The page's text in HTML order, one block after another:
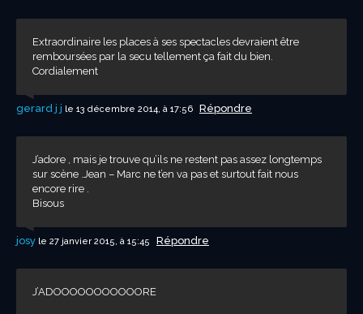
Extraordinaire les places à ses spectacles devraient être
remboursées par la secu tellement ça fait du bien.
Cordialement
gerard j j le 13 décembre 2014, à 17:56 Répondre
J’adore , mais je trouve qu’ils ne restent pas assez longtemps
sur scène .Jean – Marc ne t’en va pas et surtout fait nous
encore rire .
Bisous
josy le 27 janvier 2015, à 15:45 Répondre
J’ADOOOOOOOOOOORE